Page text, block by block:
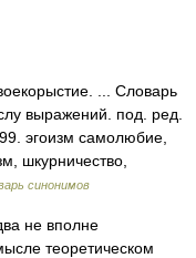
... Словарь
выражений. под. ред.
эгоизм самолюбие,
шкурничество,
синонимов
не вполне
теоретическом